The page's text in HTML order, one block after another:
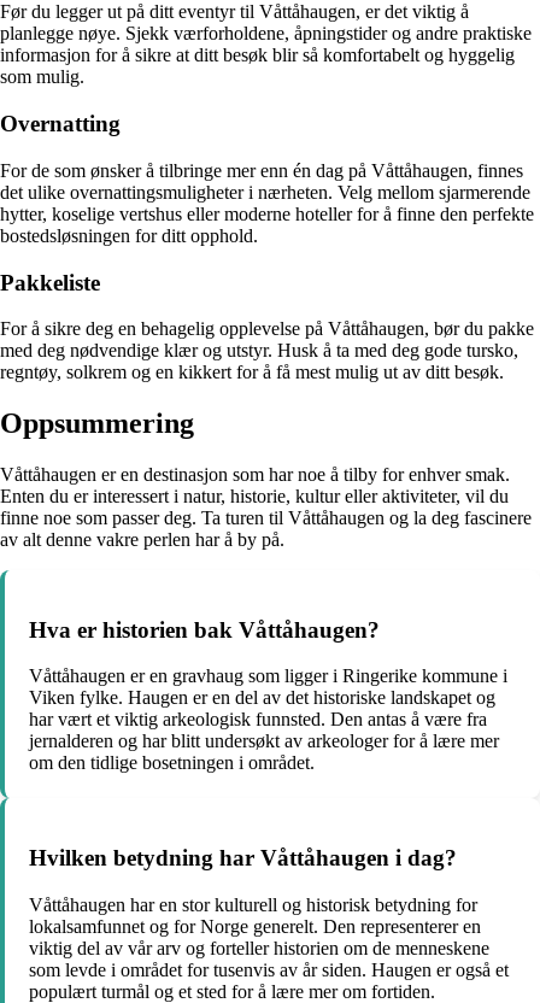
Før du legger ut på ditt eventyr til Våttåhaugen, er det viktig å
planlegge nøye. Sjekk værforholdene, åpningstider og andre praktiske
informasjon for å sikre at ditt besøk blir så komfortabelt og hyggelig
som mulig.
Overnatting
For de som ønsker å tilbringe mer enn én dag på Våttåhaugen, finnes
det ulike overnattingsmuligheter i nærheten. Velg mellom sjarmerende
hytter, koselige vertshus eller moderne hoteller for å finne den perfekte
bostedsløsningen for ditt opphold.
Pakkeliste
For å sikre deg en behagelig opplevelse på Våttåhaugen, bør du pakke
med deg nødvendige klær og utstyr. Husk å ta med deg gode tursko,
regntøy, solkrem og en kikkert for å få mest mulig ut av ditt besøk.
Oppsummering
Våttåhaugen er en destinasjon som har noe å tilby for enhver smak.
Enten du er interessert i natur, historie, kultur eller aktiviteter, vil du
finne noe som passer deg. Ta turen til Våttåhaugen og la deg fascinere
av alt denne vakre perlen har å by på.
Hva er historien bak Våttåhaugen?
Våttåhaugen er en gravhaug som ligger i Ringerike kommune i
Viken fylke. Haugen er en del av det historiske landskapet og
har vært et viktig arkeologisk funnsted. Den antas å være fra
jernalderen og har blitt undersøkt av arkeologer for å lære mer
om den tidlige bosetningen i området.
Hvilken betydning har Våttåhaugen i dag?
Våttåhaugen har en stor kulturell og historisk betydning for
lokalsamfunnet og for Norge generelt. Den representerer en
viktig del av vår arv og forteller historien om de menneskene
som levde i området for tusenvis av år siden. Haugen er også et
populært turmål og et sted for å lære mer om fortiden.